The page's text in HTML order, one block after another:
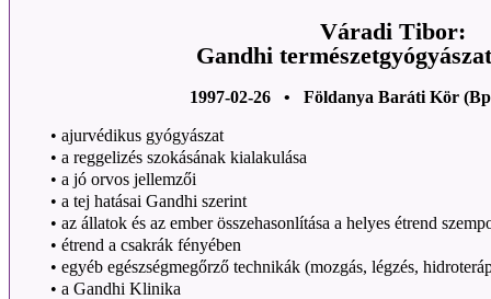
Váradi Tibor:
Gandhi
1997-02-26 • Földanya Baráti Kör
• ajurvédikus gyógyászat
• a reggelizés szokásának kialakulása
• a jó orvos jellemzői
• a tej hatásai Gandhi szerint
• az állatok és az ember összehasonlítása a helyes étrend
• étrend a csakrák fényében
• egyéb egészségmegőrző technikák (mozgás, légzés,
• a Gandhi Klinika